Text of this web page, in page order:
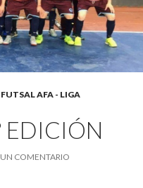
FUTSAL AFA - LIGA
EDICIÓN
COMENTARIO